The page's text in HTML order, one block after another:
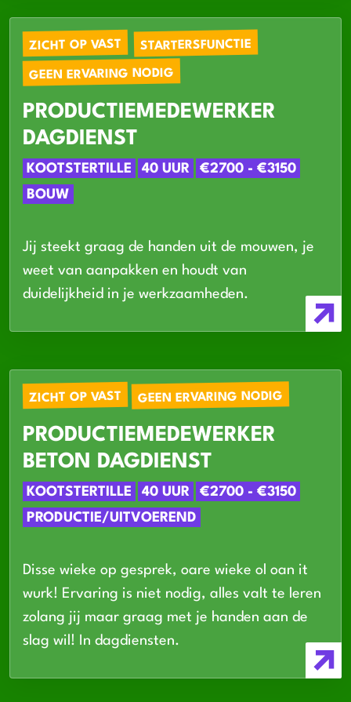
ZICHT OP VAST STARTERSFUNCTIE
GEEN ERVARING NODIG
PRODUCTIEMEDEWERKER
DAGDIENST
KOOTSTERTILLE 40 UUR
€2700 - €3150
BOUW
Jij steekt graag de handen uit de mouwen, je
weet van aanpakken en houdt van
duidelijkheid in je werkzaamheden.
ZICHT OP VAST GEEN ERVARING NODIG
PRODUCTIEMEDEWERKER
BETON DAGDIENST
KOOTSTERTILLE 40 UUR
€2700 - €3150
PRODUCTIE/UITVOEREND
Disse wieke op gesprek, oare wieke ol oan it
wurk! Ervaring is niet nodig, alles valt te leren
zolang jij maar graag met je handen aan de
slag wil! In dagdiensten.